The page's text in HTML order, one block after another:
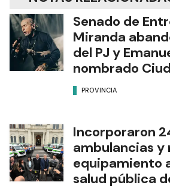
Senado de
Miranda
del PJ y
nombrado
PROVINCIA
Incorporaron
ambulancias y
equipamiento
salud pública